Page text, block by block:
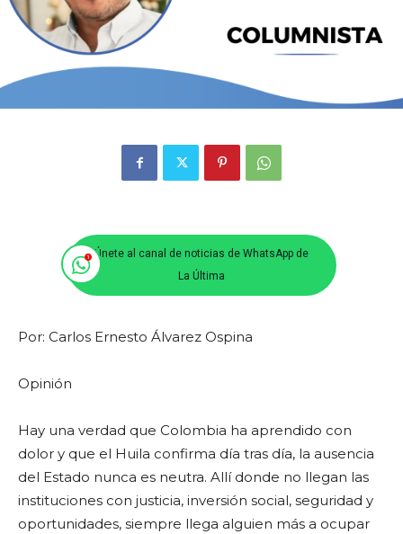
Únete al canal de noticias de WhatsApp de
La Última
Por: Carlos Ernesto Álvarez Ospina
Opinión
Hay una verdad que Colombia ha aprendido con
dolor y que el Huila confirma día tras día, la ausencia
del Estado nunca es neutra. Allí donde no llegan las
instituciones con justicia, inversión social, seguridad y
oportunidades, siempre llega alguien más a ocupar